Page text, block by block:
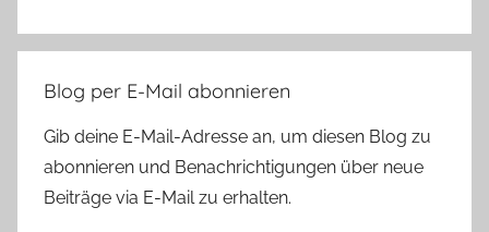
Blog per E-Mail abonnieren
Gib deine E-Mail-Adresse an, um diesen Blog zu
abonnieren und Benachrichtigungen über neue
Beiträge via E-Mail zu erhalten.